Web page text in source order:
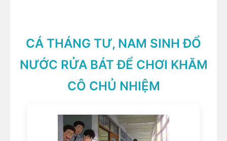
CÁ THÁNG TƯ, NAM SINH ĐỔ
NƯỚC RỬA BÁT ĐỂ CHƠI KHĂM
CÔ CHỦ NHIỆM